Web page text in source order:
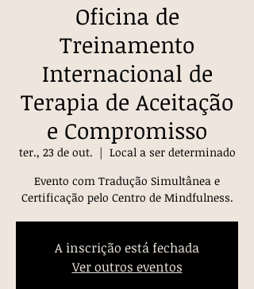
Oficina de
Treinamento
Internacional de
Terapia de Aceitação
e Compromisso
ter., 23 de out.
  |
Local a ser determinado
Evento com Tradução Simultânea e
Certificação pelo Centro de Mindfulness.
A inscrição está fechada
Ver outros eventos